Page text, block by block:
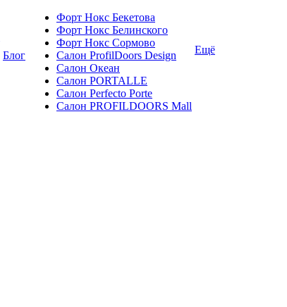
Блог
Форт Нокс Бекетова
Форт Нокс Белинского
Форт Нокс Сормово
Салон ProfilDoors Design
Салон Океан
Салон PORTALLE
Салон Perfecto Portе
Салон PROFILDOORS Mall
Ещё